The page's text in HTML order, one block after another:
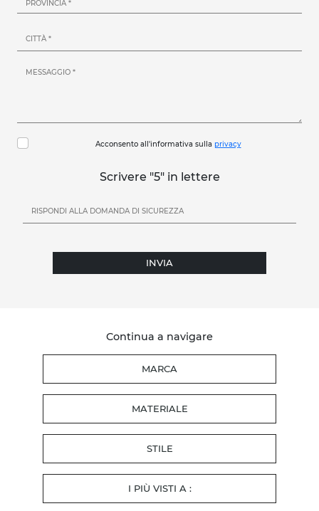
Acconsento all'informativa sulla privacy
Scrivere "5" in lettere
INVIA
Continua a navigare
MARCA
MATERIALE
STILE
I PIÙ VISTI A :